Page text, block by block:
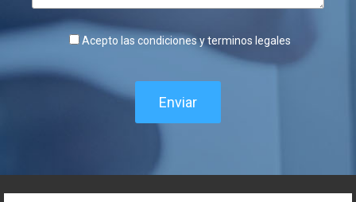
Acepto las condiciones y terminos legales
Enviar